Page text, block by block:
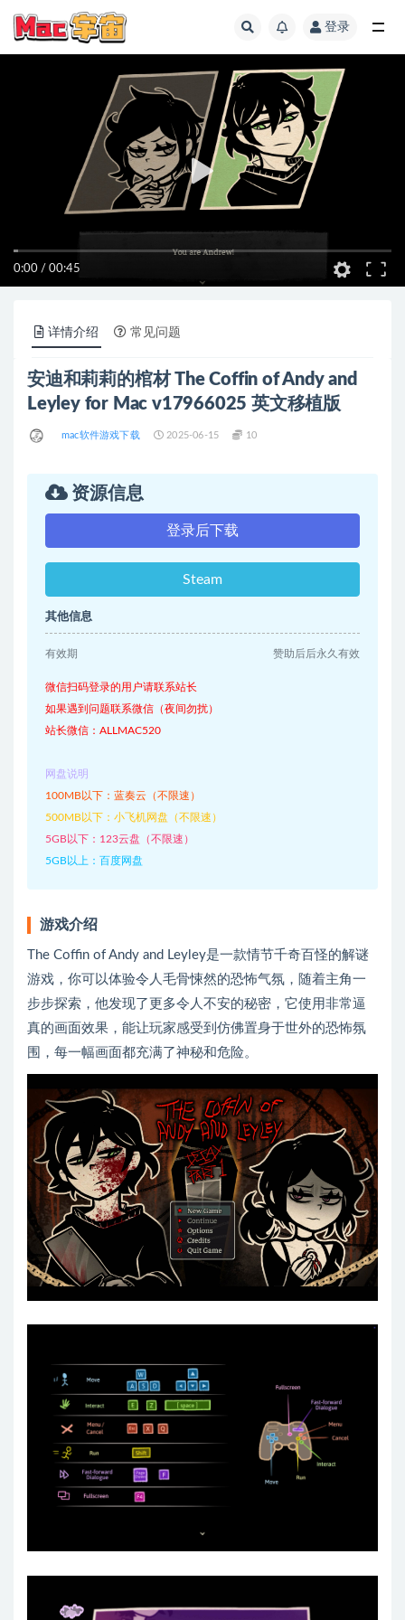
登录
0:00 / 00:45
详情介绍 常见问题
安迪和莉莉的棺材 The Coffin of Andy and
Leyley for Mac v17966025 英文移植版
mac软件游戏下载 2025-06-15 10
资源信息
登录后下载
Steam
其他信息
有效期 赞助后后永久有效
微信扫码登录的用户请联系站长
如果遇到问题联系微信（夜间勿扰）
站长微信：ALLMAC520
网盘说明
100MB以下：蓝奏云（不限速）
500MB以下：小飞机网盘（不限速）
5GB以下：123云盘（不限速）
5GB以上：百度网盘
游戏介绍
The Coffin of Andy and Leyley是一款情节千奇百怪的解谜
游戏，你可以体验令人毛骨悚然的恐怖气氛，随着主角一
步步探索，他发现了更多令人不安的秘密，它使用非常逼
真的画面效果，能让玩家感受到仿佛置身于世外的恐怖氛
围，每一幅画面都充满了神秘和危险。